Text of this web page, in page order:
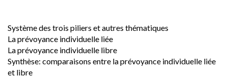
Système des trois piliers et autres thématiques
La prévoyance individuelle liée
La prévoyance individuelle libre
Synthèse: comparaisons entre la prévoyance individuelle liée
et libre